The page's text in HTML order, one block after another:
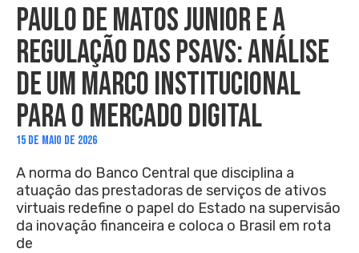
PAULO DE MATOS JUNIOR E A
REGULAÇÃO DAS PSAVS: ANÁLISE
DE UM MARCO INSTITUCIONAL
PARA O MERCADO DIGITAL
15 DE MAIO DE 2026
A norma do Banco Central que disciplina a
atuação das prestadoras de serviços de ativos
virtuais redefine o papel do Estado na supervisão
da inovação financeira e coloca o Brasil em rota
de